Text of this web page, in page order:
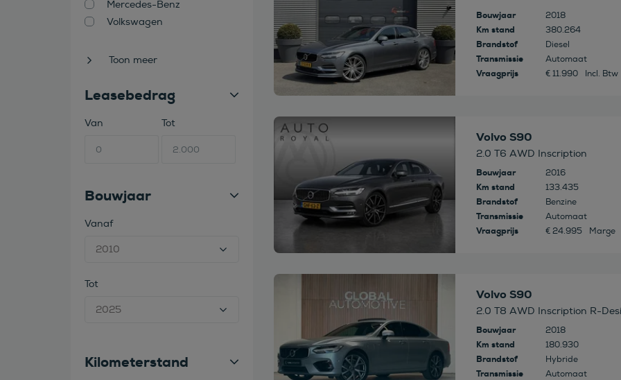
Mercedes-Benz
Volkswagen
Toon meer
Leasebedrag
Van Tot
Bouwjaar
Vanaf
Tot
Kilometerstand
Bouwjaar 2018
Km stand 380.264
Brandstof Diesel
Transmissie Automaat
Vraagprijs € 11.990 Incl. Btw
Bekijk deze auto Volvo S90
2.0 T6 AWD Inscription
Bouwjaar 2016
Km stand 133.435
Brandstof Benzine
Transmissie Automaat
Vraagprijs € 24.995 Marge
Bekijk deze auto Volvo S90
2.0 T8 AWD Inscription R-
Bouwjaar 2018
Km stand 180.930
Brandstof Hybride
Transmissie Automaat